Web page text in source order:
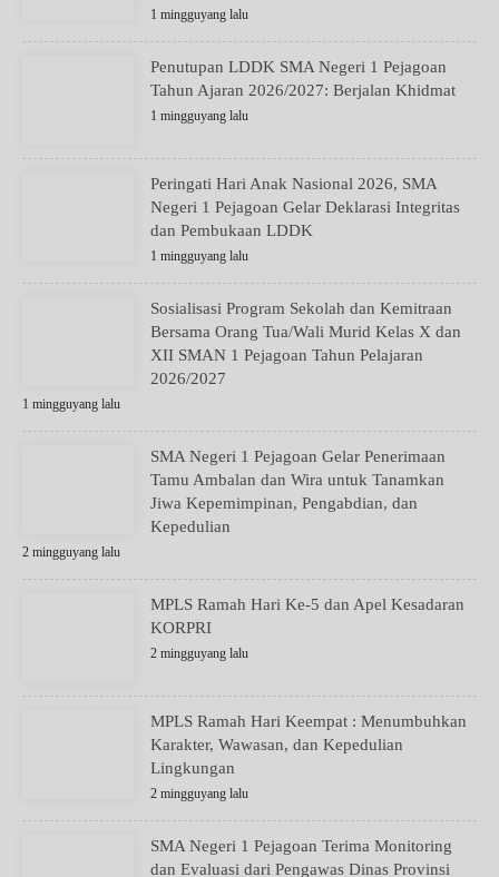
1 mingguyang lalu
Penutupan LDDK SMA Negeri 1 Pejagoan
Tahun Ajaran 2026/2027: Berjalan Khidmat
1 mingguyang lalu
Peringati Hari Anak Nasional 2026, SMA
Negeri 1 Pejagoan Gelar Deklarasi Integritas
dan Pembukaan LDDK
1 mingguyang lalu
Sosialisasi Program Sekolah dan Kemitraan
Bersama Orang Tua/Wali Murid Kelas X dan
XII SMAN 1 Pejagoan Tahun Pelajaran
2026/2027
1 mingguyang lalu
SMA Negeri 1 Pejagoan Gelar Penerimaan
Tamu Ambalan dan Wira untuk Tanamkan
Jiwa Kepemimpinan, Pengabdian, dan
Kepedulian
2 mingguyang lalu
MPLS Ramah Hari Ke-5 dan Apel Kesadaran
KORPRI
2 mingguyang lalu
MPLS Ramah Hari Keempat : Menumbuhkan
Karakter, Wawasan, dan Kepedulian
Lingkungan
2 mingguyang lalu
SMA Negeri 1 Pejagoan Terima Monitoring
dan Evaluasi dari Pengawas Dinas Provinsi